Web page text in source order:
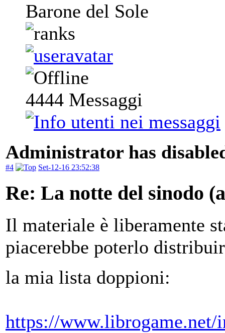
Barone del Sole
4444 Messaggi
Administrator has
#4 Set-12-16 23:52:38
Re: La notte del sinodo
Il materiale è liberamente
piacerebbe poterlo
la mia lista doppioni:
https://